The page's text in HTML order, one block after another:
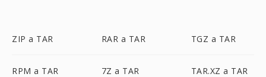
ZIP a TAR RAR a TAR TGZ a TAR
RPM a TAR 7Z a TAR TAR.XZ a TAR